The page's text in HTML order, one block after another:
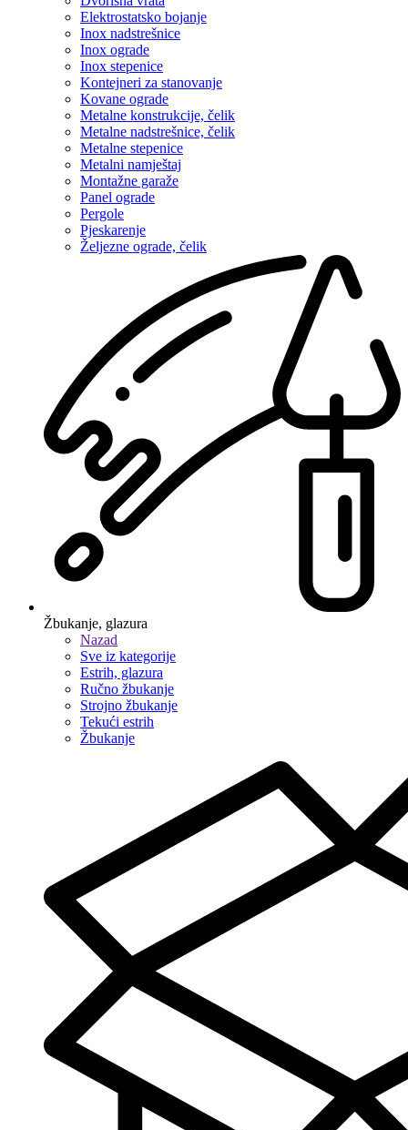
Elektrostatsko bojanje
Inox nadstrešnice
Inox ograde
Inox stepenice
Kontejneri za stanovanje
Kovane ograde
Metalne konstrukcije, čelik
Metalne nadstrešnice, čelik
Metalne stepenice
Metalni namještaj
Montažne garaže
Panel ograde
Pergole
Pjeskarenje
Željezne ograde, čelik
Žbukanje, glazura
Nazad
Sve iz kategorije
Estrih, glazura
Ručno žbukanje
Strojno žbukanje
Tekući estrih
Žbukanje